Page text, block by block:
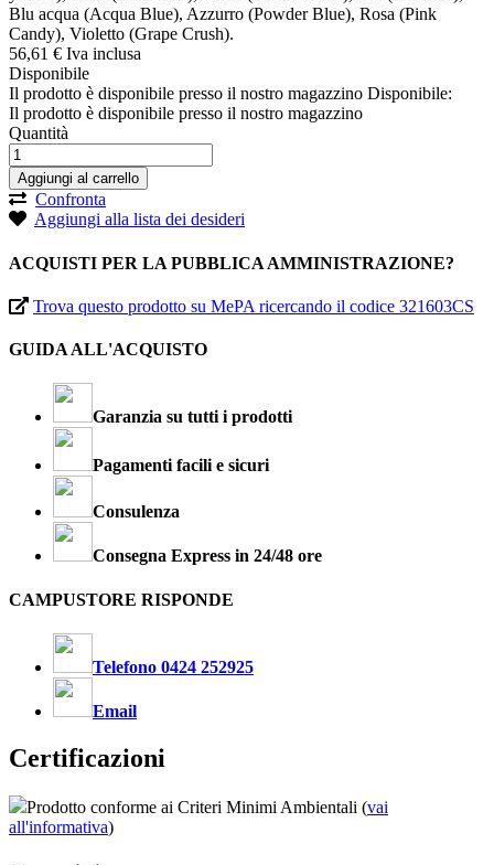
Blu acqua (Acqua Blue), Azzurro (Powder Blue), Rosa (Pink
Candy), Violetto (Grape Crush).
56,61 € Iva inclusa
Disponibile
Il prodotto è disponibile presso il nostro magazzino Disponibile:
Il prodotto è disponibile presso il nostro magazzino
Quantità
Aggiungi al carrello
Confronta
Aggiungi alla lista dei desideri
ACQUISTI PER LA PUBBLICA AMMINISTRAZIONE?
Trova questo prodotto su MePA ricercando il codice 321603CS
GUIDA ALL'ACQUISTO
Garanzia su tutti i prodotti
Pagamenti facili e sicuri
Consulenza
Consegna Express in 24/48 ore
CAMPUSTORE RISPONDE
Telefono 0424 252925
Email
Certificazioni
Prodotto conforme ai Criteri Minimi Ambientali (vai
all'informativa)